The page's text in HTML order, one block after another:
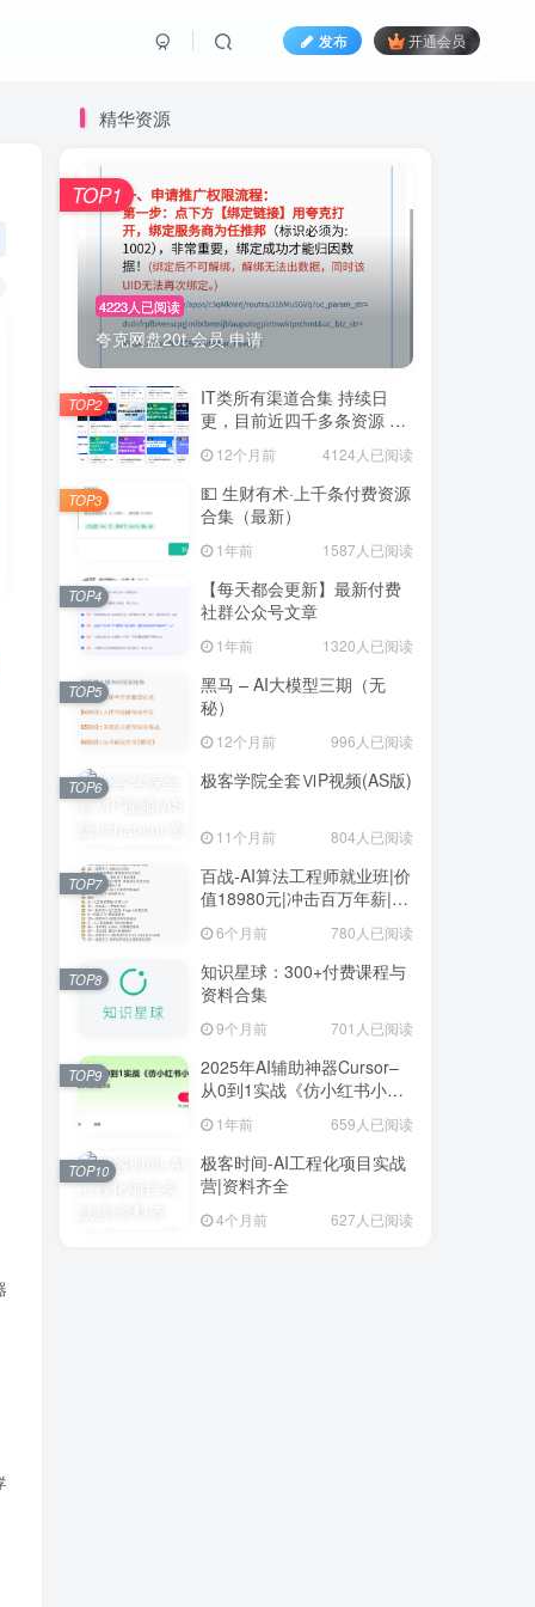
发布 开通会员
领域的学习，绝不不仅仅只是对算法的学习，还包括诸如算法的评价
半监督学习，增强学习，批量学习，在线学习，参数学习，非参数学
精华资源
4223人已阅读
夸克网盘20t 会员 申请
TOP1
IT类所有渠道合集 持续日
更，目前近四千多条资源 年
12个月前 4124人已阅读
TOP2
💵 生财有术·上千条付费资源
合集（最新）
1年前 1587人已阅读
TOP3
【每天都会更新】最新付费
社群公众号文章
1年前 1320人已阅读
TOP4
黑马 – AI大模型三期（无
秘）
12个月前 996人已阅读
TOP5
极客学院全套ⅥP视频(AS版)
11个月前 804人已阅读
TOP6
百战-AI算法工程师就业班|价
值18980元|冲击百万年薪|完
结无秘
6个月前 780人已阅读
TOP7
知识星球：300+付费课程与
资料合集
9个月前 701人已阅读
TOP8
2025年AI辅助神器Cursor–
从0到1实战《仿小红书小程
序》1年前 659人已阅读
TOP9
极客时间-AI工程化项目实战
营|资料齐全
4个月前 627人已阅读
TOP10